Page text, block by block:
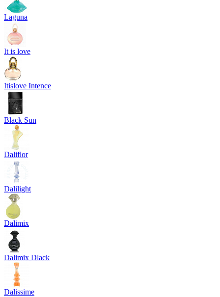
Laguna
It is love
Itislove Intence
Black Sun
Daliflor
Dalilight
Dalimix
Dalimix Dlack
Dalissime